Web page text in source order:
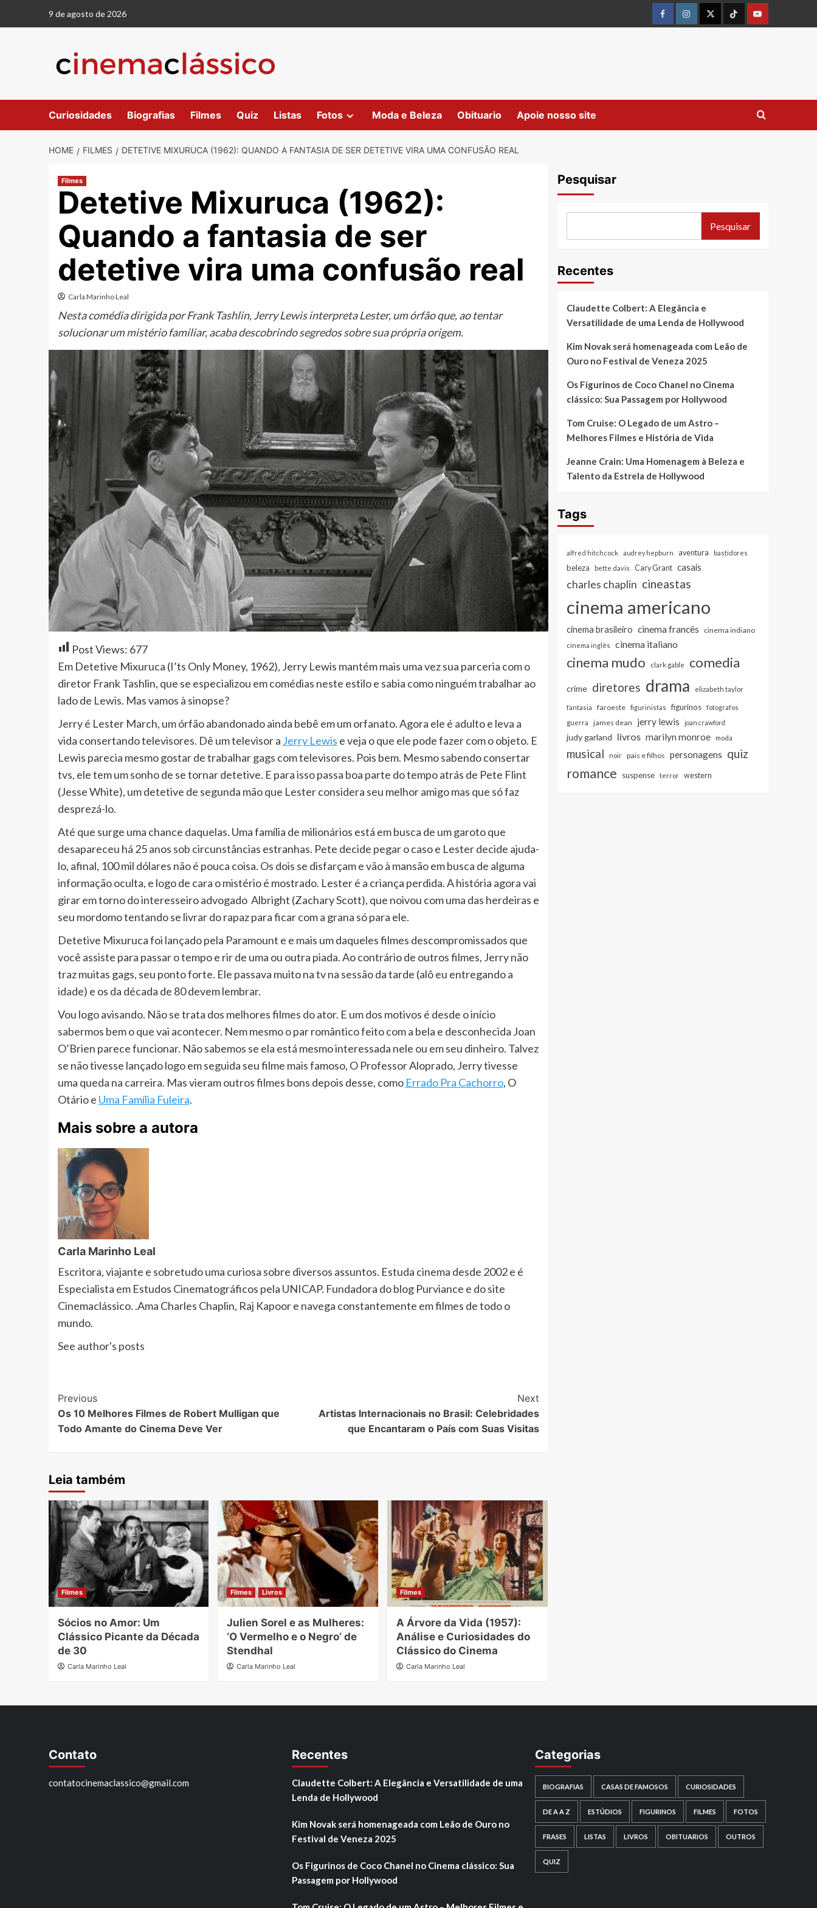
9 de agosto de 2026
FacebookinstagramtwitterTiktokyoutube
Curiosidades Biografias Filmes Quiz Listas Fotos Moda e Beleza Obituario Apoie nosso site
HOME FILMES DETETIVE MIXURUCA (1962): QUANDO A FANTASIA DE SER DETETIVE VIRA UMA CONFUSÃO REAL
Filmes
Detetive Mixuruca (1962):
Quando a fantasia de ser
detetive vira uma confusão real
Carla Marinho Leal
Nesta comédia dirigida por Frank Tashlin, Jerry Lewis interpreta Lester, um órfão que, ao tentar
solucionar um mistério familiar, acaba descobrindo segredos sobre sua própria origem.
Post Views: 677
Em Detetive Mixuruca (I’ts Only Money, 1962), Jerry Lewis mantém mais uma vez sua parceria com o
diretor Frank Tashlin, que se especializou em comédias neste estilo e sabia como ninguém trabalhar ao
lado de Lewis. Mas vamos à sinopse?
Jerry é Lester March, um órfão abandonado ainda bebê em um orfanato. Agora ele é adulto e leva a
vida consertando televisores. Dê um televisor a Jerry Lewis e veja o que ele pode fazer com o objeto. E
Lewis parecia mesmo gostar de trabalhar gags com televisores. Pois bem. Mesmo sabendo consertar
tvs, ele tem um sonho de se tornar detetive. E para isso passa boa parte do tempo atrás de Pete Flint
(Jesse White), um detetive de segunda mão que Lester considera seu melhor amigo mas que só faz
desprezá-lo.
Até que surge uma chance daquelas. Uma família de milionários está em busca de um garoto que
desapareceu há 25 anos sob circunstâncias estranhas. Pete decide pegar o caso e Lester decide ajuda-
lo, afinal, 100 mil dólares não é pouca coisa. Os dois se disfarçam e vão à mansão em busca de alguma
informação oculta, e logo de cara o mistério é mostrado. Lester é a criança perdida. A história agora vai
girar em torno do interesseiro advogado Albright (Zachary Scott), que noivou com uma das herdeiras e
seu mordomo tentando se livrar do rapaz para ficar com a grana só para ele.
Detetive Mixuruca foi lançado pela Paramount e e mais um daqueles filmes descompromissados que
você assiste para passar o tempo e rir de uma ou outra piada. Ao contrário de outros filmes, Jerry não
traz muitas gags, seu ponto forte. Ele passava muito na tv na sessão da tarde (alô eu entregando a
idade) e os da década de 80 devem lembrar.
Vou logo avisando. Não se trata dos melhores filmes do ator. E um dos motivos é desde o início
sabermos bem o que vai acontecer. Nem mesmo o par romântico feito com a bela e desconhecida Joan
O’Brien parece funcionar. Não sabemos se ela está mesmo interessada nele ou em seu dinheiro. Talvez
se não tivesse lançado logo em seguida seu filme mais famoso, O Professor Aloprado, Jerry tivesse
uma queda na carreira. Mas vieram outros filmes bons depois desse, como Errado Pra Cachorro, O
Otário e Uma Família Fuleira.
Mais sobre a autora
Carla Marinho Leal
Escritora, viajante e sobretudo uma curiosa sobre diversos assuntos. Estuda cinema desde 2002 e é
Especialista em Estudos Cinematográficos pela UNICAP. Fundadora do blog Purviance e do site
Cinemaclássico. .Ama Charles Chaplin, Raj Kapoor e navega constantemente em filmes de todo o
mundo.
See author's posts
Post
Navigation
Previous
Os 10 Melhores Filmes de Robert Mulligan que
Todo Amante do Cinema Deve Ver
Next
Artistas Internacionais no Brasil: Celebridades
que Encantaram o País com Suas Visitas
Leia também
Filmes
Sócios no Amor: Um
Clássico Picante da Década
de 30
Carla Marinho Leal
Filmes Livros
Julien Sorel e as Mulheres:
‘O Vermelho e o Negro’ de
Stendhal
Carla Marinho Leal
Filmes
A Árvore da Vida (1957):
Análise e Curiosidades do
Clássico do Cinema
Carla Marinho Leal
Pesquisar
Pesquisar
Recentes
Claudette Colbert: A Elegância e
Versatilidade de uma Lenda de Hollywood
Kim Novak será homenageada com Leão de
Ouro no Festival de Veneza 2025
Os Figurinos de Coco Chanel no Cinema
clássico: Sua Passagem por Hollywood
Tom Cruise: O Legado de um Astro –
Melhores Filmes e História de Vida
Jeanne Crain: Uma Homenagem à Beleza e
Talento da Estrela de Hollywood
Tags
alfred hitchcock audrey hepburn aventura bastidores
beleza bette davis Cary Grant casais
charles chaplin cineastas
cinema americano
cinema brasileiro cinema francês cinema indiano
cinema inglês cinema italiano
cinema mudo clark gable comedia
crime diretores drama elizabeth taylor
fantasia faroeste figurinistas figurinos
fotografos
guerra
james dean jerry lewis joan crawford
judy garland livros marilyn monroe moda
musical noir pais e filhos personagens quiz
romance suspense terror western
Contato
contatocinemaclassico@gmail.com
Recentes
Claudette Colbert: A Elegância e Versatilidade de uma
Lenda de Hollywood
Kim Novak será homenageada com Leão de Ouro no
Festival de Veneza 2025
Os Figurinos de Coco Chanel no Cinema clássico: Sua
Passagem por Hollywood
Categorias
BIOGRAFIAS CASAS DE FAMOSOS CURIOSIDADES
DE A A Z ESTÚDIOS FIGURINOS FILMES FOTOS
FRASES LISTAS LIVROS OBITUARIOS OUTROS
QUIZ